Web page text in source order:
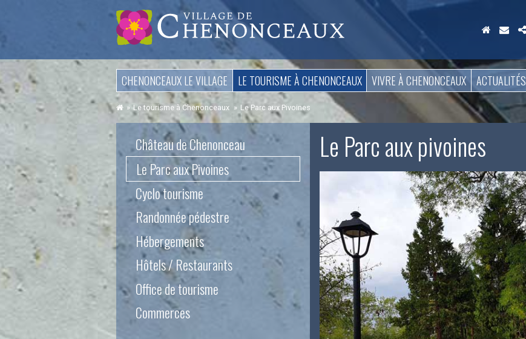
Aller
au
contenu
Aller
au
contenu
CHENONCEAUX LE VILLAGE LE TOURISME À CHENONCEAUX VIVRE À CHENONCEAUX ACTUALITÉS
Le tourisme à Chenonceaux Le Parc aux Pivoines
Aller
au Château de Chenonceau
Le Parc aux Pivoines
Cyclo tourisme
Randonnée pédestre
Hébergements
Hôtels / Restaurants
Office de tourisme
Commerces
Le Parc aux pivoines